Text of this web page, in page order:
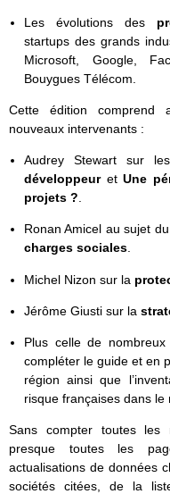
Les évolutions des
startups des grands
Microsoft, Google,
Bouygues Télécom.
Cette édition comprend
nouveaux intervenants :
Audrey Stewart sur
développeur etUne
projets ?.
Ronan Amicel au sujet
charges sociales.
Michel Nizon sur la
Jérôme Giusti sur la
Plus celle de
compléter le guide et en
région ainsi que
risque françaises dans le
Sans compter toutes les
presque toutes les
actualisations de données
sociétés citées, de la